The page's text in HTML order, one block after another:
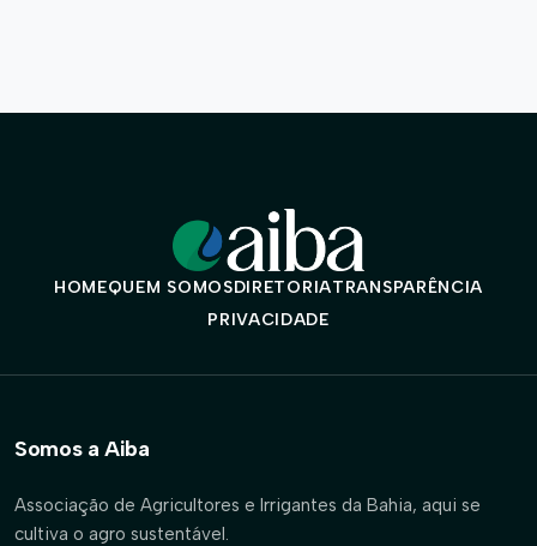
HOMEQUEM SOMOSDIRETORIATRANSPARÊNCIA
PRIVACIDADE
Somos a Aiba
Associação de Agricultores e Irrigantes da Bahia, aqui se
cultiva o agro sustentável.